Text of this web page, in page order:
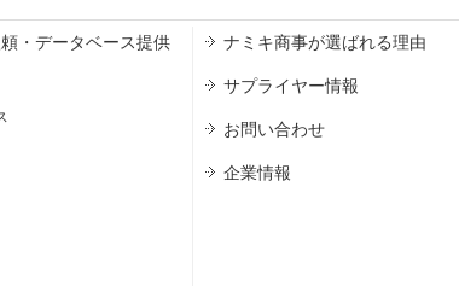
・データベース提供
ナミキ商事が選ばれる理由
サプライヤー情報
お問い合わせ
企業情報